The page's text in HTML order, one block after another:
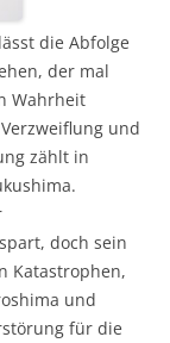
die Abfolge
der mal
Wahrheit
und
zählt in
doch sein
Katastrophen,
und
für die